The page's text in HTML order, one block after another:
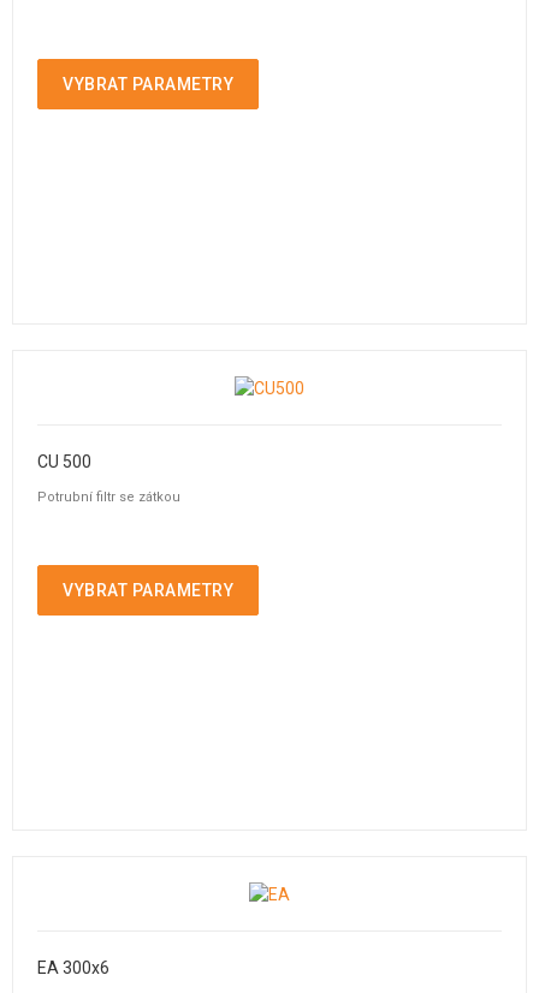
VYBRAT PARAMETRY
CU 500
Potrubní filtr se zátkou
VYBRAT PARAMETRY
EA 300x6